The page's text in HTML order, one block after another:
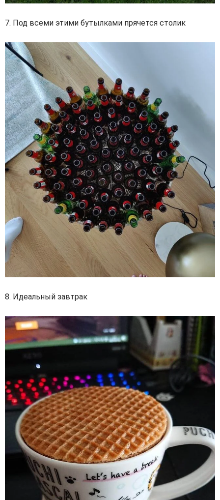
7. Под всеми этими бутылками прячется столик
8. Идеальный завтрак